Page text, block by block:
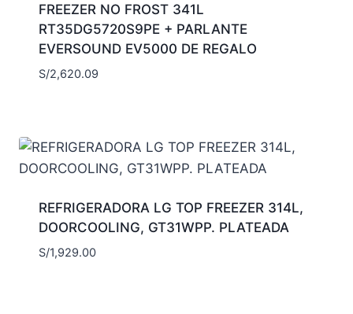
FREEZER NO FROST 341L
RT35DG5720S9PE + PARLANTE
EVERSOUND EV5000 DE REGALO
S/2,620.09
REFRIGERADORA LG TOP FREEZER 314L,
DOORCOOLING, GT31WPP. PLATEADA
S/1,929.00